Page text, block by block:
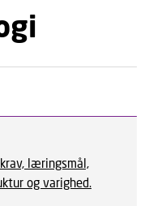
læringsmål,
og varighed.